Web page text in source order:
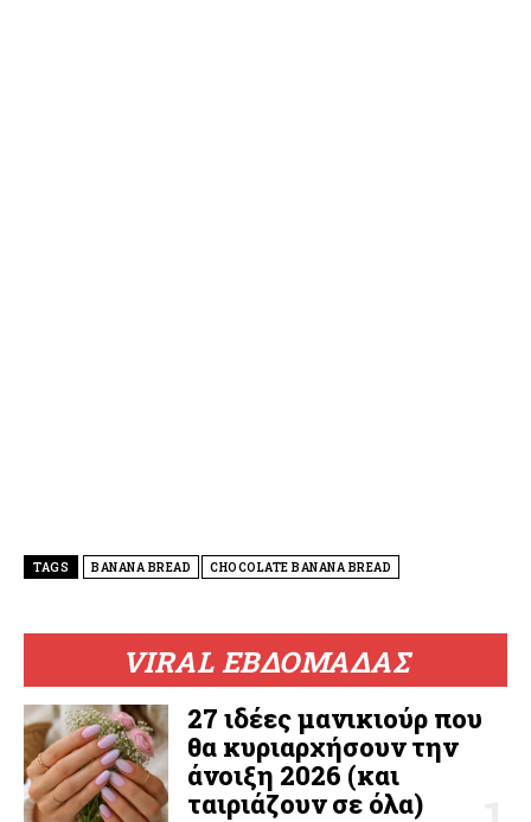
VIRAL ΕΒΔΟΜΑΔΑΣ
27 ιδέες μανικιούρ που
θα κυριαρχήσουν την
άνοιξη 2026 (και
ταιριάζουν σε όλα)
TAGS BANANA BREAD CHOCOLATE BANANA BREAD